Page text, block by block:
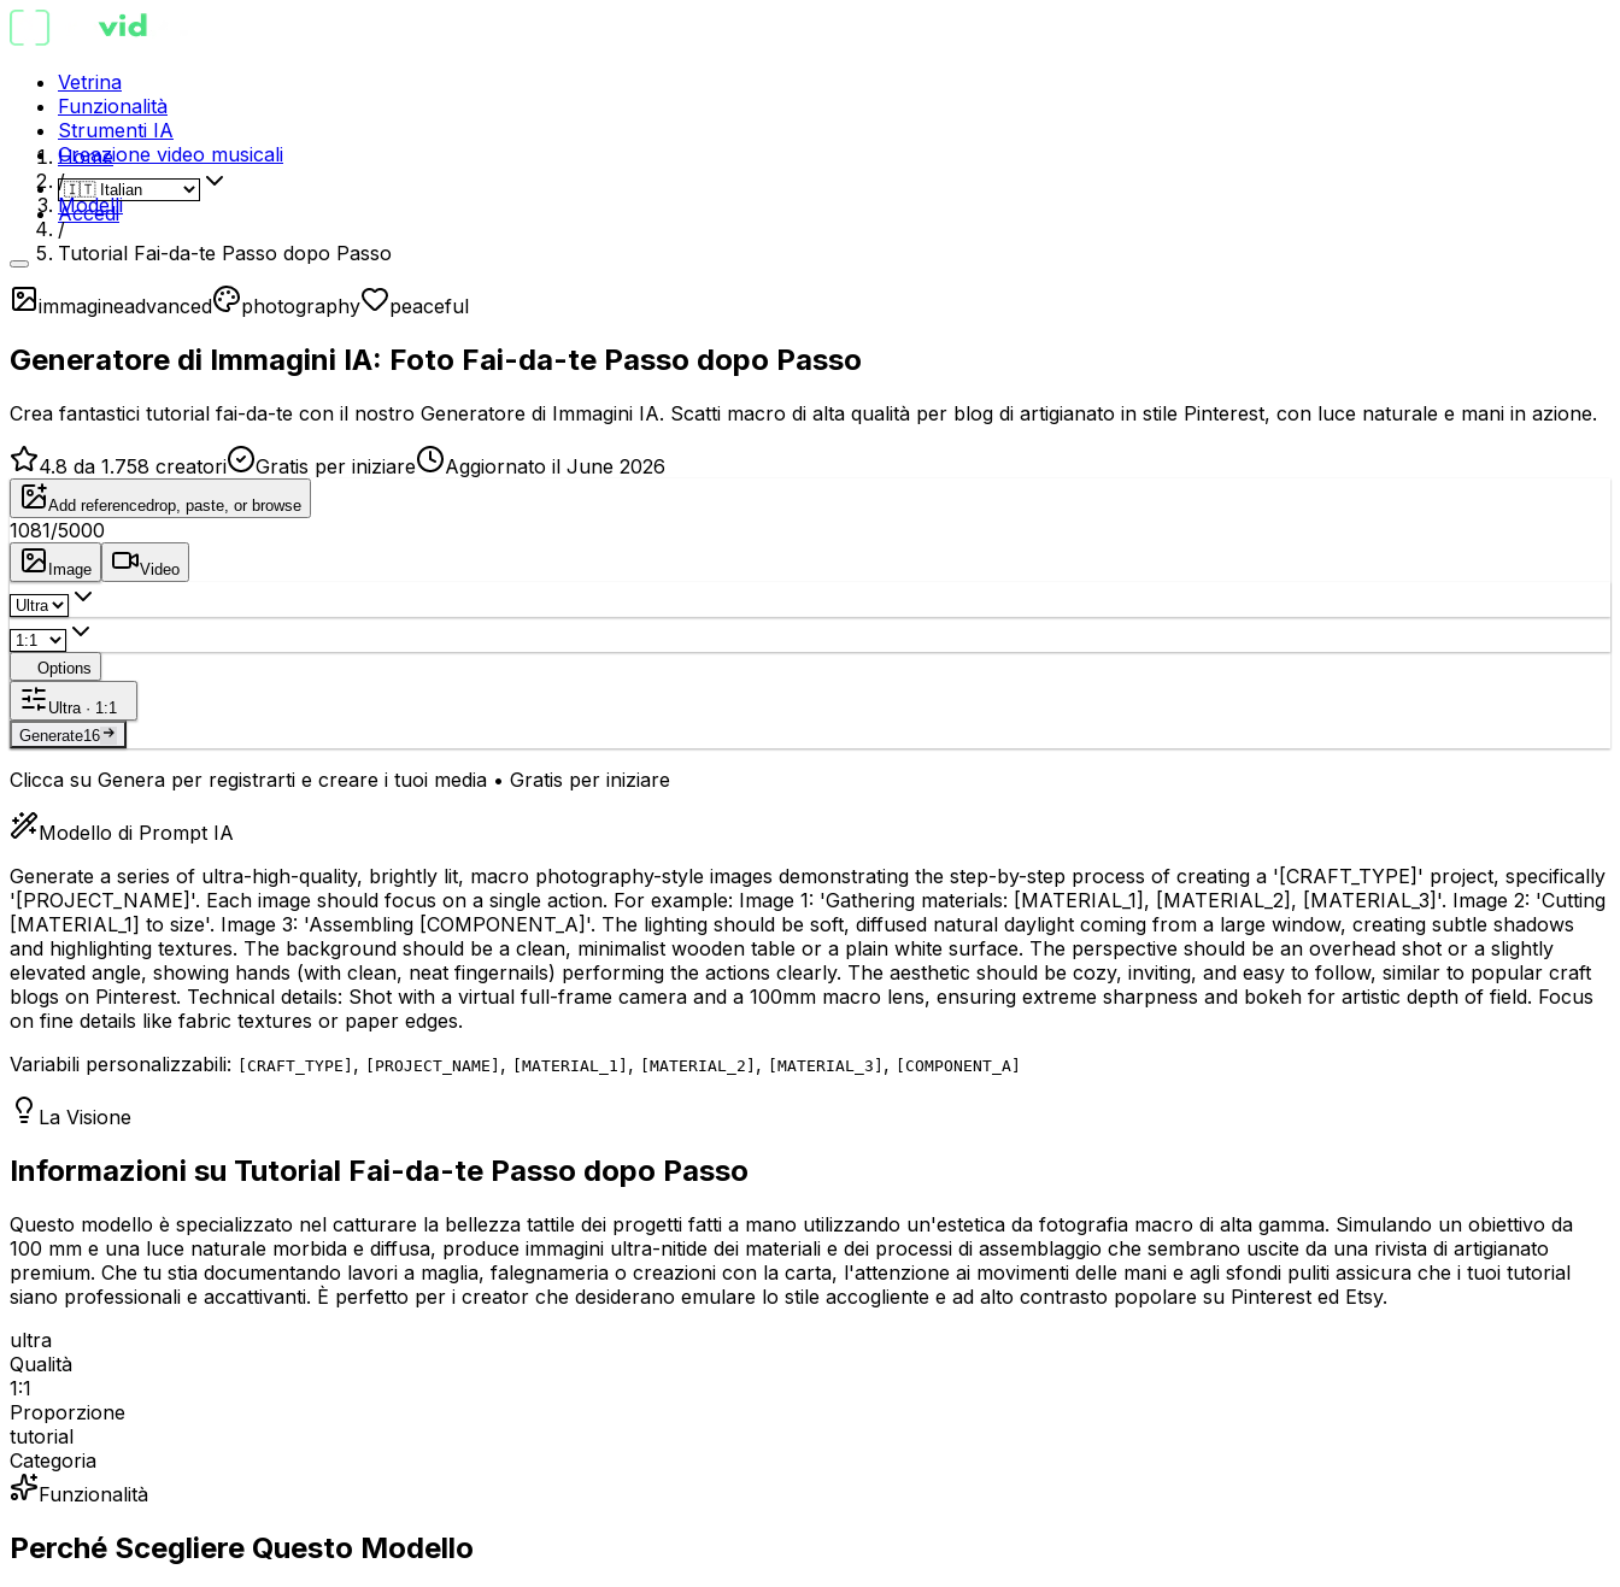
Vetrina
Funzionalità
Strumenti IA
Creazione video musicali
Accedi
Home
/
Modelli
/
Tutorial Fai-da-te Passo dopo Passo
immagineadvanced photography peaceful
Generatore di Immagini IA: Foto Fai-da-te Passo dopo Passo
Crea fantastici tutorial fai-da-te con il nostro Generatore di Immagini IA. Scatti macro di alta qualità per blog di artigianato in stile Pinterest, con luce naturale e mani in azione.
4.8 da 1.758 creatori Gratis per iniziare Aggiornato il June 2026
Add referencedrop, paste, or browse
1081/5000
Image Video
Options
Ultra · 1:1
Generate16
Clicca su Genera per registrarti e creare i tuoi media • Gratis per iniziare
Modello di Prompt IA
Generate a series of ultra-high-quality, brightly lit, macro photography-style images demonstrating the step-by-step process of creating a ' [CRAFT_TYPE] ' project, specifically
' [PROJECT_NAME] '. Each image should focus on a single action. For example: Image 1: 'Gathering materials: [MATERIAL_1] , [MATERIAL_2] , [MATERIAL_3] '. Image 2: 'Cutting
[MATERIAL_1] to size'. Image 3: 'Assembling [COMPONENT_A] '. The lighting should be soft, diffused natural daylight coming from a large window, creating subtle shadows
and highlighting textures. The background should be a clean, minimalist wooden table or a plain white surface. The perspective should be an overhead shot or a slightly
elevated angle, showing hands (with clean, neat fingernails) performing the actions clearly. The aesthetic should be cozy, inviting, and easy to follow, similar to popular craft
blogs on Pinterest. Technical details: Shot with a virtual full-frame camera and a 100mm macro lens, ensuring extreme sharpness and bokeh for artistic depth of field. Focus
on fine details like fabric textures or paper edges.
Variabili personalizzabili:
CRAFT_TYPE , PROJECT_NAME , MATERIAL_1 , MATERIAL_2 , MATERIAL_3 , COMPONENT_A
La Visione
Informazioni su Tutorial Fai-da-te Passo dopo Passo
Questo modello è specializzato nel catturare la bellezza tattile dei progetti fatti a mano utilizzando un'estetica da fotografia macro di alta gamma. Simulando un obiettivo da
100 mm e una luce naturale morbida e diffusa, produce immagini ultra-nitide dei materiali e dei processi di assemblaggio che sembrano uscite da una rivista di artigianato
premium. Che tu stia documentando lavori a maglia, falegnameria o creazioni con la carta, l'attenzione ai movimenti delle mani e agli sfondi puliti assicura che i tuoi tutorial
siano professionali e accattivanti. È perfetto per i creator che desiderano emulare lo stile accogliente e ad alto contrasto popolare su Pinterest ed Etsy.
ultra
Qualità
1:1
Proporzione
tutorial
Categoria
Funzionalità
Perché Scegliere Questo Modello